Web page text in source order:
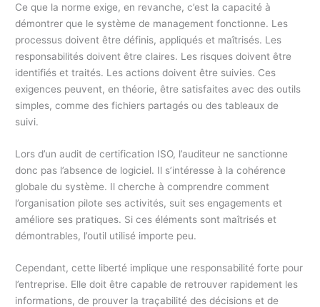
Ce que la norme exige, en revanche, c’est la capacité à
démontrer que le système de management fonctionne. Les
processus doivent être définis, appliqués et maîtrisés. Les
responsabilités doivent être claires. Les risques doivent être
identifiés et traités. Les actions doivent être suivies. Ces
exigences peuvent, en théorie, être satisfaites avec des outils
simples, comme des fichiers partagés ou des tableaux de
suivi.
Lors d’un audit de certification ISO, l’auditeur ne sanctionne
donc pas l’absence de logiciel. Il s’intéresse à la cohérence
globale du système. Il cherche à comprendre comment
l’organisation pilote ses activités, suit ses engagements et
améliore ses pratiques. Si ces éléments sont maîtrisés et
démontrables, l’outil utilisé importe peu.
Cependant, cette liberté implique une responsabilité forte pour
l’entreprise. Elle doit être capable de retrouver rapidement les
informations, de prouver la traçabilité des décisions et de